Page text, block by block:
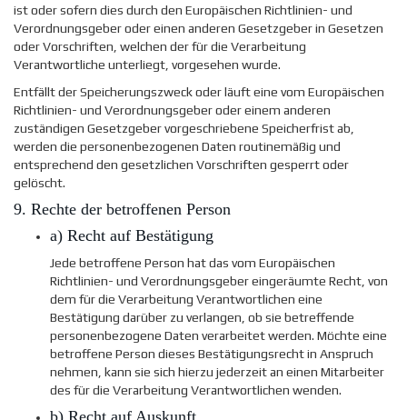
ist oder sofern dies durch den Europäischen Richtlinien- und
Verordnungsgeber oder einen anderen Gesetzgeber in Gesetzen
oder Vorschriften, welchen der für die Verarbeitung
Verantwortliche unterliegt, vorgesehen wurde.
Entfällt der Speicherungszweck oder läuft eine vom Europäischen
Richtlinien- und Verordnungsgeber oder einem anderen
zuständigen Gesetzgeber vorgeschriebene Speicherfrist ab,
werden die personenbezogenen Daten routinemäßig und
entsprechend den gesetzlichen Vorschriften gesperrt oder
gelöscht.
9. Rechte der betroffenen Person
a) Recht auf Bestätigung
Jede betroffene Person hat das vom Europäischen
Richtlinien- und Verordnungsgeber eingeräumte Recht, von
dem für die Verarbeitung Verantwortlichen eine
Bestätigung darüber zu verlangen, ob sie betreffende
personenbezogene Daten verarbeitet werden. Möchte eine
betroffene Person dieses Bestätigungsrecht in Anspruch
nehmen, kann sie sich hierzu jederzeit an einen Mitarbeiter
des für die Verarbeitung Verantwortlichen wenden.
b) Recht auf Auskunft